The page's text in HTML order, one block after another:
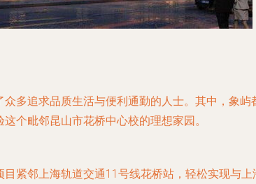
多追求品质生活与便利通勤的人士。其中，象
个毗邻昆山市花桥中心校的理想家园。
紧邻上海轨道交通11号线花桥站，轻松实现与上